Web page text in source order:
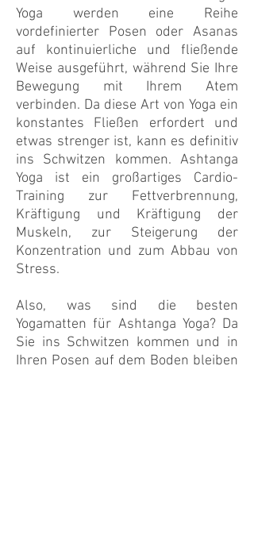
Yoga werden eine Reihe
vordefinierter Posen oder Asanas
auf kontinuierliche und fließende
Weise ausgeführt, während Sie Ihre
Bewegung mit Ihrem Atem
verbinden. Da diese Art von Yoga ein
konstantes Fließen erfordert und
etwas strenger ist, kann es definitiv
ins Schwitzen kommen. Ashtanga
Yoga ist ein großartiges Cardio-
Training zur Fettverbrennung,
Kräftigung und Kräftigung der
Muskeln, zur Steigerung der
Konzentration und zum Abbau von
Stress.
Also, was sind die besten
Yogamatten für Ashtanga Yoga? Da
Sie ins Schwitzen kommen und in
Ihren Posen auf dem Boden bleiben